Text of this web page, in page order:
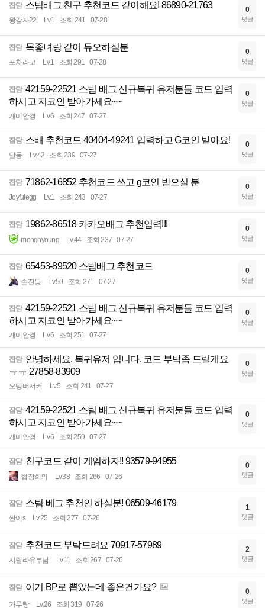
잡담 스팀배그 친구 추천코드 같이해요! 86890-21763
왕감자22 Lv.1 조회 241 07-28
0
댓글
잡담 목좋녀랑 같이 듀오하실분
포차라코 Lv.1 조회 291 07-28
0
댓글
잡담 42159-22521 스팀 배그 신규복귀 유저분들 코드 입력
하시고 지코인 받아가세요~~
개미안경 Lv.6 조회 247 07-27
0
댓글
잡담 스배 추천코드 40404-49241 입력하고 G코인 받아요!
달등 Lv.42 조회 239 07-27
0
댓글
잡담 71862-16852 추천코드 쓰고 g코인 받으실 분
Joyfulegg Lv.1 조회 243 07-27
0
댓글
잡담 19862-86518 카카오배그 추천입력!!!
monghyoung Lv.44 조회 237 07-27
0
댓글
잡담 65453-89520 스팀배그 추천코드
손전등 Lv.50 조회 271 07-27
0
댓글
잡담 42159-22521 스팀 배그 신규복귀 유저분들 코드 입력
하시고 지코인 받아가세요~~
개미안경 Lv.6 조회 251 07-27
0
댓글
잡담 안녕하세요. 복귀유저 입니다. 코드 부탁좀 드릴게요
ㅠㅠ 27858-83909
오댕버서커 Lv.5 조회 241 07-27
0
댓글
잡담 42159-22521 스팀 배그 신규복귀 유저분들 코드 입력
하시고 지코인 받아가세요~~
개미안경 Lv.6 조회 259 07-27
0
댓글
잡담 친구코드 같이 게임하자!! 93579-94955
협장회의 Lv.38 조회 266 07-26
0
댓글
잡담 스팀 베그 추천인 하실분! 06509-46179
싼이s Lv.25 조회 277 07-26
1
댓글
잡담 추천코드 부탁드려요 70917-57989
샤랄라유부남 Lv.11 조회 267 07-26
2
댓글
잡담 이거 BP로 뽑았는데 좋은건가요?
가루빵 Lv.26 조회 319 07-26
0
댓글